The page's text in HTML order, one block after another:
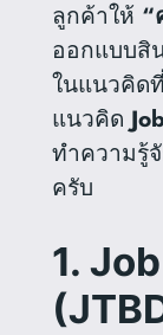
ลูกค้าให้
ออกแบบสิ
ในแนวคิด
แนวคิด
ทำความรู้
ครับ
1.